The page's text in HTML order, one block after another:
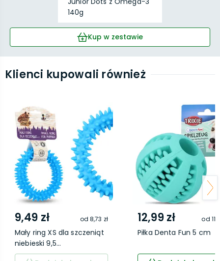
140g
Kup w zestawie
Klienci kupowali również
9,49 zł od8,73 zł
Mały ring XS dla szczeniąt
niebieski 9,5...
12,99 zł od
Piłka Denta Fun 5 cm